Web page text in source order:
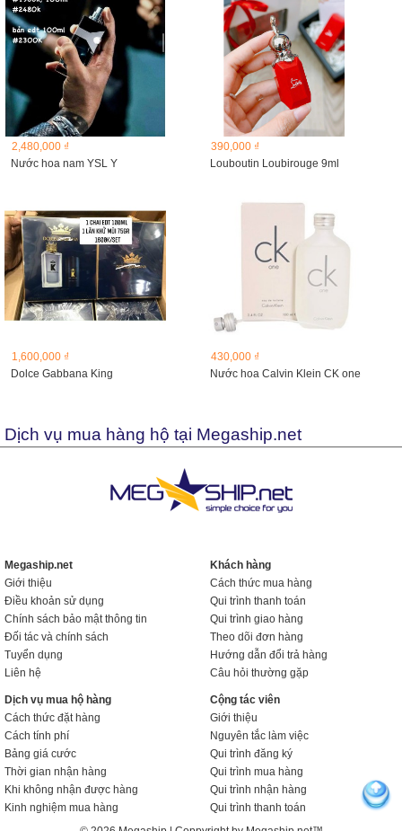
2,480,000 ₫
Nước hoa nam YSL Y
390,000 ₫
Louboutin Loubirouge 9ml
1,600,000 ₫
Dolce Gabbana King
430,000 ₫
Nước hoa Calvin Klein CK one
Dịch vụ mua hàng hộ tại Megaship.net
Megaship.net
Giới thiệu
Điều khoản sử dụng
Chính sách bảo mật thông tin
Đối tác và chính sách
Tuyển dụng
Liên hệ
Khách hàng
Cách thức mua hàng
Qui trình thanh toán
Qui trình giao hàng
Theo dõi đơn hàng
Hướng dẫn đổi trả hàng
Câu hỏi thường gặp
Dịch vụ mua hộ hàng
Cách thức đặt hàng
Cách tính phí
Bảng giá cước
Thời gian nhận hàng
Khi không nhận được hàng
Kinh nghiệm mua hàng
Cộng tác viên
Giới thiệu
Nguyên tắc làm việc
Qui trình đăng ký
Qui trình mua hàng
Qui trình nhận hàng
Qui trình thanh toán